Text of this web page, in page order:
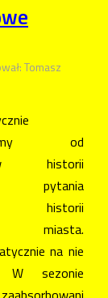
Tomasz
od
historii
pytania
historii
miasta.
na nie
W sezonie